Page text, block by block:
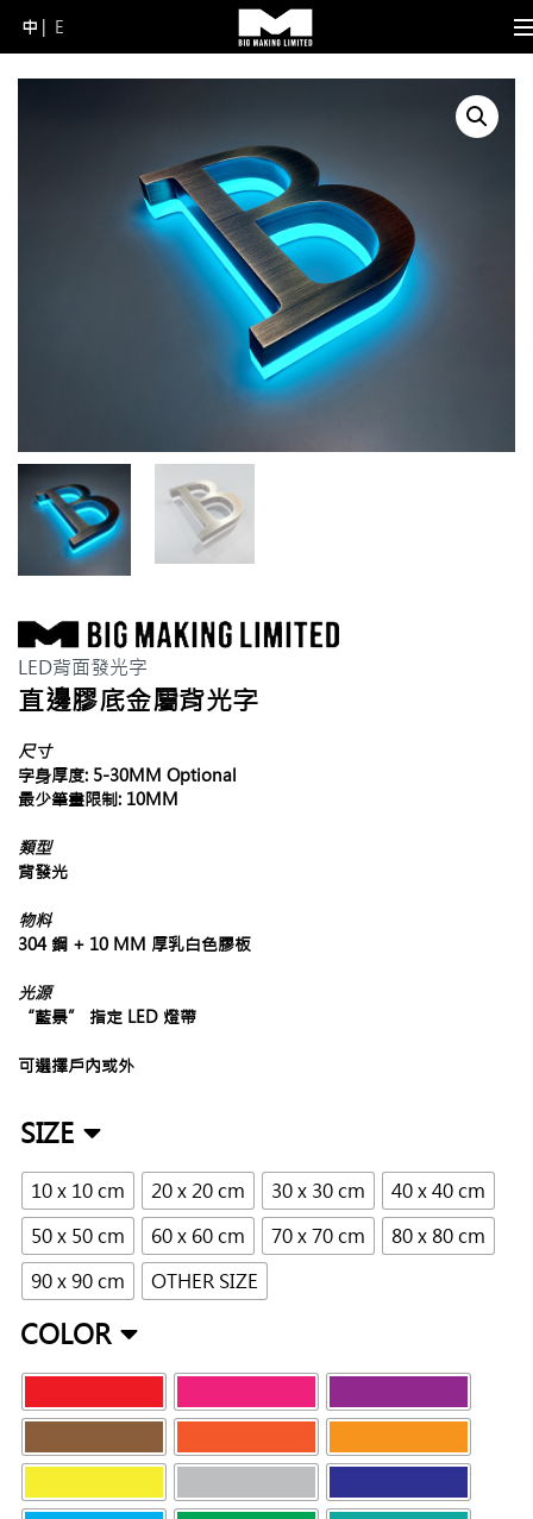
中 E
LED背面發光字
直邊膠底金屬背光字
尺寸
字身厚度: 5-30MM Optional
最少筆畫限制: 10MM
類型
背發光
物料
304 鋼 + 10 MM 厚乳白色膠板
光源
“藍景” 指定 LED 燈帶
可選擇戶內或外
SIZE
10 x 10 cm 20 x 20 cm 30 x 30 cm
40 x 40 cm
50 x 50 cm
60 x 60 cm 70 x 70 cm
80 x 80 cm
90 x 90 cm
OTHER SIZE
COLOR